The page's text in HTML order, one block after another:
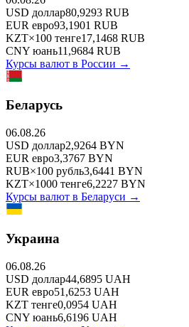
USD доллар80,9293 RUB
EUR евро93,1901 RUB
KZT×100 тенге17,1468 RUB
CNY юань11,9684 RUB
Курсы валют в России →
Беларусь
06.08.26
USD доллар2,9264 BYN
EUR евро3,3767 BYN
RUB×100 рубль3,6441 BYN
KZT×1000 тенге6,2227 BYN
Курсы валют в Беларуси →
Украина
06.08.26
USD доллар44,6895 UAH
EUR евро51,6253 UAH
KZT тенге0,0954 UAH
CNY юань6,6196 UAH